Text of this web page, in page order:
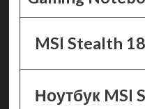
MSI Stealth
Ноутбук MSI